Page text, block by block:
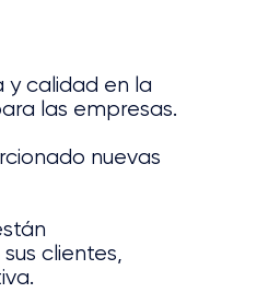
y calidad en la
las empresas.
nuevas
clientes,